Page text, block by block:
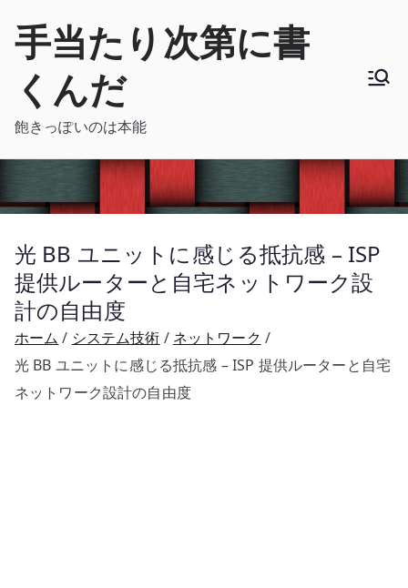
手当たり次第に書
くんだ
飽きっぽいのは本能
光 BB ユニットに感じる抵抗感 – ISP
提供ルーターと自宅ネットワーク設
計の自由度
ホーム システム技術
ネットワーク
光 BB ユニットに感じる抵抗感 – ISP 提供ルーターと自宅
ネットワーク設計の自由度